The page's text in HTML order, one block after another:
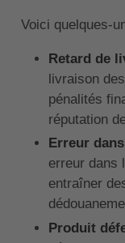
Voici quelques-
Retard de
livraison
pénalités
réputation
Erreur
erreur dans
entraîner
Produit